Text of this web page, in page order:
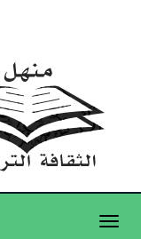
Toggle